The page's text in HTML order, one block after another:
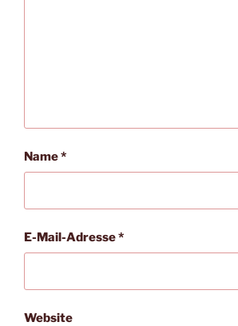
Name*
E-Mail-Adresse*
Website